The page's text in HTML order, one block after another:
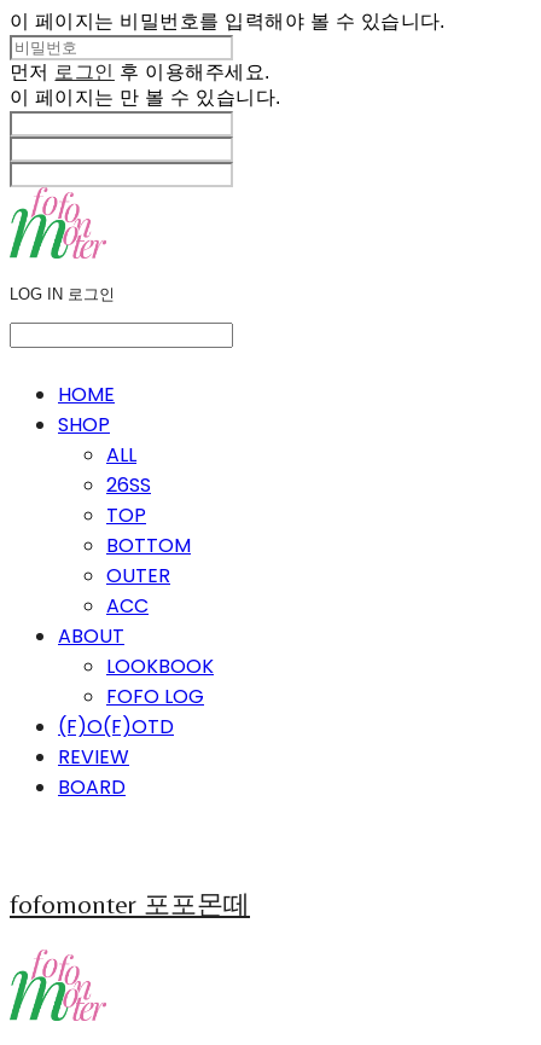
이 페이지는 비밀번호를 입력해야 볼 수 있습니다.
먼저 로그인 후 이용해주세요.
이 페이지는 만 볼 수 있습니다.
LOG IN 로그인
HOME
SHOP
ALL
26SS
TOP
BOTTOM
OUTER
ACC
ABOUT
LOOKBOOK
FOFO LOG
(F)O(F)OTD
REVIEW
BOARD
fofomonter 포포몬떼